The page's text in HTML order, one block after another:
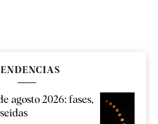
agosto 2026: fases,